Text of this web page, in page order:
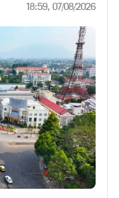
18:59, 07/08/2026